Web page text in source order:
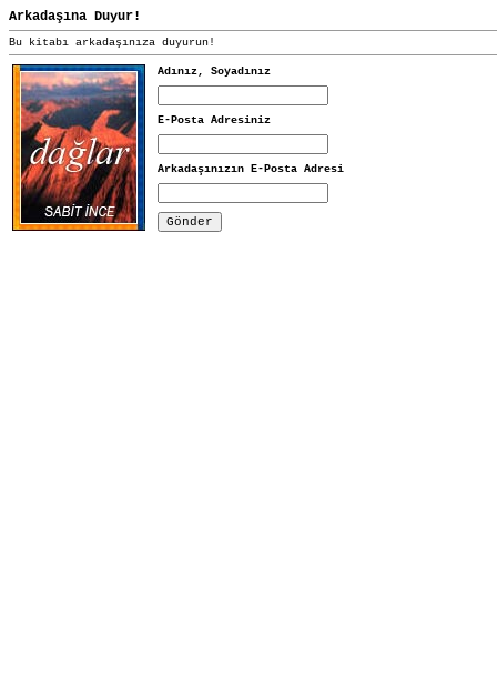
Arkadaşına Duyur!
Bu kitabı arkadaşınıza duyurun!
Adınız, Soyadınız
E-Posta Adresiniz
Arkadaşınızın E-Posta Adresi